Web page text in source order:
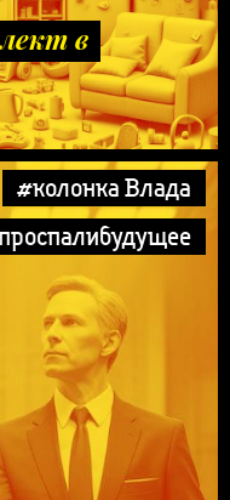
в
#колонка Влада